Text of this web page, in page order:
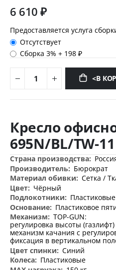
6 610 ₽
Предоставляется услуга
Отсутствует
Сборка 3%+ 198 ₽
<В
к
началу
галереи
изображений
Кресло
695N/BL/TW-11
Дополнительная
информация
Бюрократ
Сетка /
Чёрный
Пластиковые
Пластиковое
TOP-GUN:
регулировка высоты (газлифт)
механизм качания с
фиксация в вертикальном
Синий
Пластиковые